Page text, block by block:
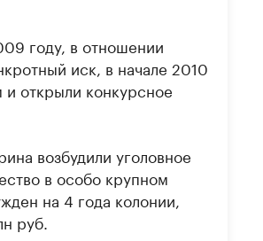
году, в отношении
иск, в начале 2010
и открыли конкурсное
возбудили уголовное
в особо крупном
на 4 года колонии,
руб.